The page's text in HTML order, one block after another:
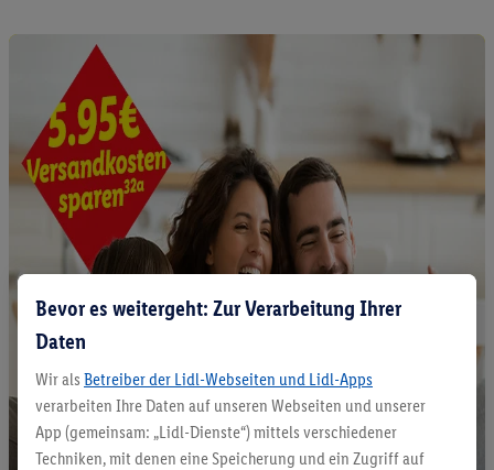
Bevor es weitergeht: Zur Verarbeitung Ihrer
Daten
Wir als Betreiber der Lidl-Webseiten und Lidl-Apps
verarbeiten Ihre Daten auf unseren Webseiten und unserer
App (gemeinsam: „Lidl-Dienste“) mittels verschiedener
Techniken, mit denen eine Speicherung und ein Zugriff auf